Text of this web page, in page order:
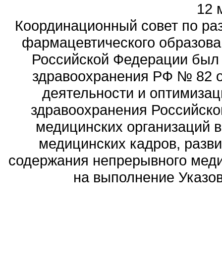
12
Координационный совет по
фармацевтического
Российской Федерации
здравоохранения РФ № 82
деятельности и
здравоохранения
медицинских
медицинских кадров,
содержания непрерывного
на выполнение